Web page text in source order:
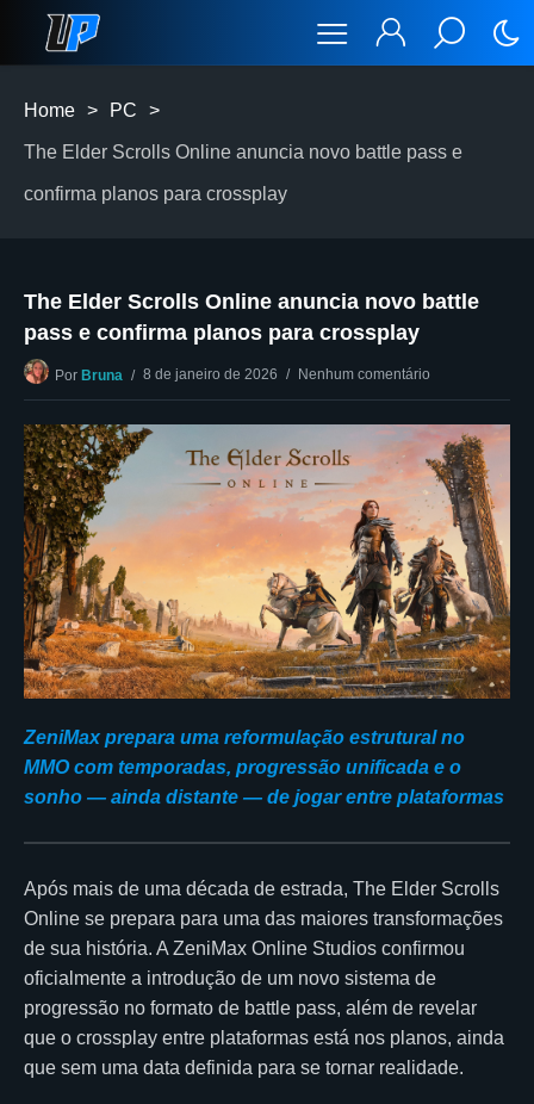
Home > PC >
The Elder Scrolls Online anuncia novo battle pass e
confirma planos para crossplay
The Elder Scrolls Online anuncia novo battle
pass e confirma planos para crossplay
Por Bruna 8 de janeiro de 2026 Nenhum comentário
ZeniMax prepara uma reformulação estrutural no
MMO com temporadas, progressão unificada e o
sonho — ainda distante — de jogar entre plataformas
Após mais de uma década de estrada, The Elder Scrolls
Online se prepara para uma das maiores transformações
de sua história. A ZeniMax Online Studios confirmou
oficialmente a introdução de um novo sistema de
progressão no formato de battle pass, além de revelar
que o crossplay entre plataformas está nos planos, ainda
que sem uma data definida para se tornar realidade.